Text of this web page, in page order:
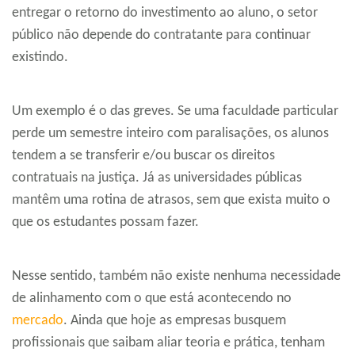
entregar o retorno do investimento ao aluno, o setor
público não depende do contratante para continuar
existindo.
Um exemplo é o das greves. Se uma faculdade particular
perde um semestre inteiro com paralisações, os alunos
tendem a se transferir e/ou buscar os direitos
contratuais na justiça. Já as universidades públicas
mantêm uma rotina de atrasos, sem que exista muito o
que os estudantes possam fazer.
Nesse sentido, também não existe nenhuma necessidade
de alinhamento com o que está acontecendo no
mercado. Ainda que hoje as empresas busquem
profissionais que saibam aliar teoria e prática, tenham